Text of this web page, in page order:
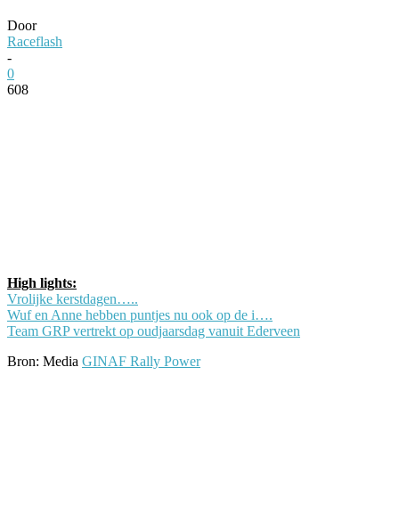
Door
Raceflash
-
0
608
High lights:
Vrolijke kerstdagen…..
Wuf en Anne hebben puntjes nu ook op de i….
Team GRP vertrekt op oudjaarsdag vanuit Ederveen
Bron: Media GINAF Rally Power